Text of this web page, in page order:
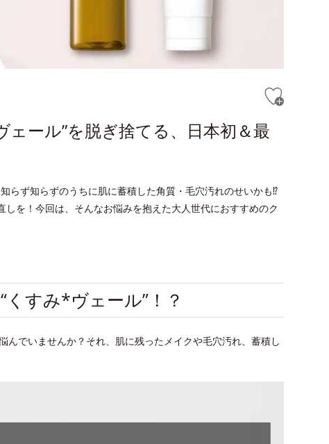
ール”を脱ぎ捨てる、日本初＆最
らず知らずのうちに肌に蓄積した角質・毛穴汚れのせいかも⁉
を！今回は、そんなお悩みを抱えた大人世代におすすめのク
すみ*ヴェール”！？
でいませんか？それ、肌に残ったメイクや毛穴汚れ、蓄積し